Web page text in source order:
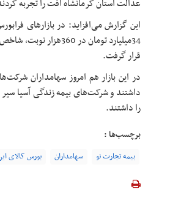
عدالت استان کرمانشاه افت را تجربه
قرار گرفت.
در این بازار هم امروز سهامداران
داشتند و شرکت‌های بیمه زندگی آسیا
را داشتند.
برچسب‌ها :
بیمه تجارت نو سهامداران بورس کالای